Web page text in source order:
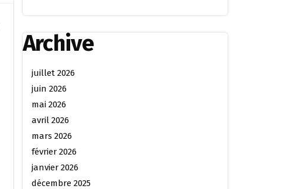
Archive
juillet 2026
juin 2026
mai 2026
avril 2026
mars 2026
février 2026
janvier 2026
décembre 2025